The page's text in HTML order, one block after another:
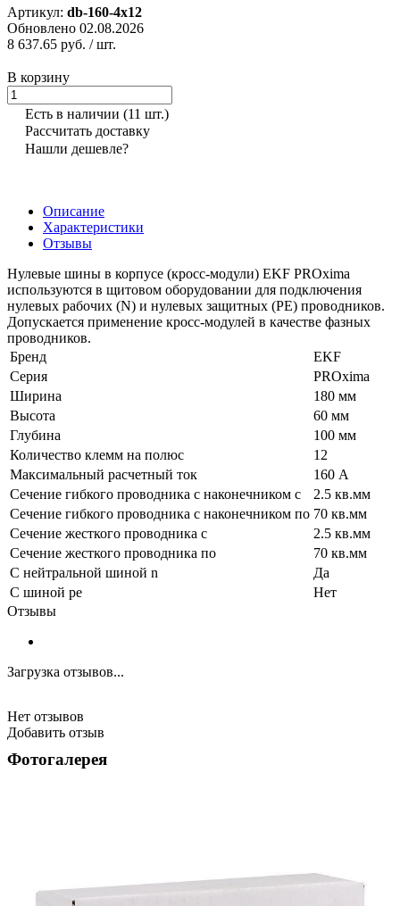
Артикул: db-160-4x12
Обновлено 02.08.2026
8 637.65 руб. / шт.
В корзину
Есть в наличии (11 шт.)
Рассчитать доставку
Нашли дешевле?
Описание
Характеристики
Отзывы
Нулевые шины в корпусе (кросс-модули) EKF PROхima
используются в щитовом оборудовании для подключения
нулевых рабочих (N) и нулевых защитных (PE) проводников.
Допускается применение кросс-модулей в качестве фазных
проводников.
Бренд
EKF
Серия
PROxima
Ширина
180 мм
Высота
60 мм
Глубина
100 мм
Количество клемм на полюс
12
Максимальный расчетный ток
160 А
Сечение гибкого проводника с наконечником с
2.5 кв.мм
Сечение гибкого проводника с наконечником по 70 кв.мм
Сечение жесткого проводника с
2.5 кв.мм
Сечение жесткого проводника по
70 кв.мм
С нейтральной шиной n
Да
С шиной pe
Нет
Отзывы
Загрузка отзывов...
Нет отзывов
Добавить отзыв
Фотогалерея